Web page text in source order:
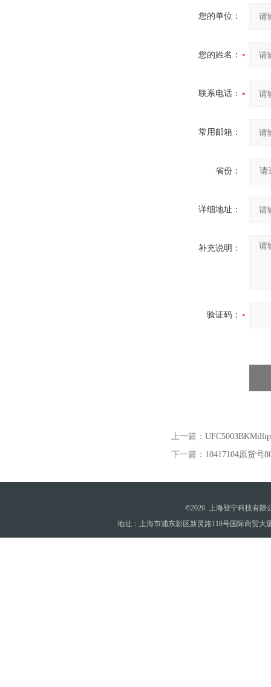
您的单位：
您的姓名：
联系电话：
常用邮箱：
省份：
详细地址：
补充说明：
验证码：
上一篇：
下一篇： 10417104原货号
©2026 上海登宁科技有限
地址：上海市浦东新区新灵路118号国际商贸大